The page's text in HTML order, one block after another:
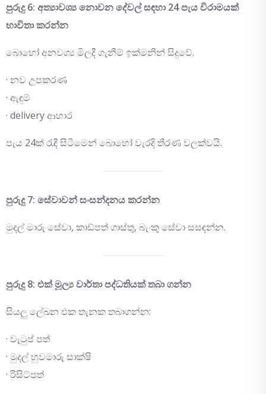
පුරුදු 6: අත්‍යාවශ්‍ය නොවන දේවල් සඳහා 24 පැය විරාමයක්
භාවිතා කරන්න
බොහෝ අනවශ්‍ය මිලදී ගැනීම් ඉක්මනින් සිදුවේ.
· නව උපකරණ
· ඇඳුම්
· delivery ආහාර
පැය 24ක් රැඳී සිටීමෙන් බොහෝ වැරදි තීරණ වලක්වයි.
පුරුදු 7: සේවාවන් සංසන්දනය කරන්න
මුදල් මාරු සේවා, කාඩ්පත් ගාස්තු, බැංකු සේවා සසඳන්න.
පුරුදු 8: එක් මූල්‍ය වාර්තා පද්ධතියක් තබා ගන්න
සියලු ලේඛන එක තැනක තබාගන්න:
· වැටුප් පත්
· මුදල් හුවමාරු සාක්ෂි
· රිසිට්පත්